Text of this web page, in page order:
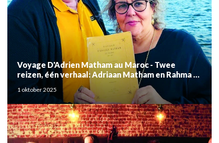
Voyage D'Adrien Matham au Maroc - Twee
reizen, één verhaal: Adriaan Matham en Rahma el
Mouden
1 oktober 2025